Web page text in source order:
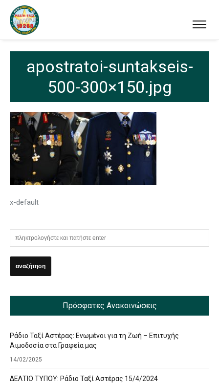
apostratoi-suntakseis-
500-300×150.jpg
x-default
Πρόσφατες Ανακοινώσεις
Ράδιο Ταξί Αστέρας: Ενωμένοι για τη Ζωή – Επιτυχής
Αιμοδοσία στα Γραφεία μας
14/02/2025
ΔΕΛΤΙΟ ΤΥΠΟΥ: Ράδιο Ταξί Αστέρας 15/4/2024